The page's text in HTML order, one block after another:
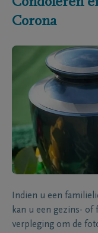
Corona
Indien u een
kan u een gezins- of
verpleging om de